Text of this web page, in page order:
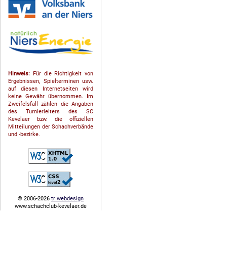
Hinweis: Für die Richtigkeit von
Ergebnissen, Spielterminen usw.
auf diesen Internetseiten wird
keine Gewähr übernommen. Im
Zweifelsfall zählen die Angaben
des Turnierleiters des SC
Kevelaer bzw. die offiziellen
Mitteilungen der Schach­ver­bände
und -bezirke.
© 2006-2026 tr webdesign
www.schachclub-kevelaer.de